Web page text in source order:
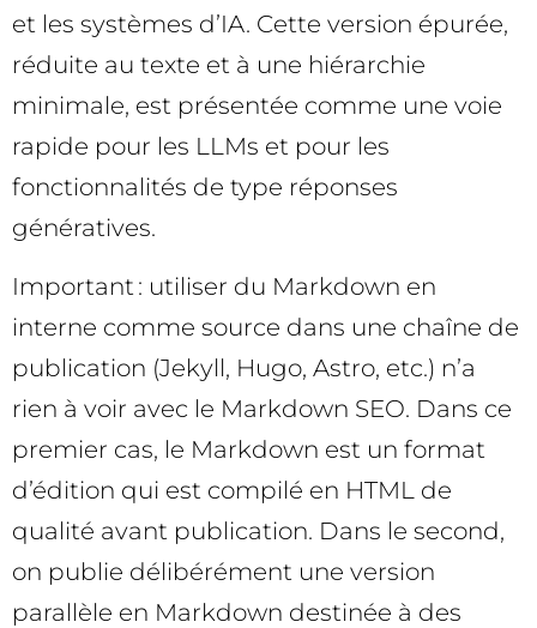
et les systèmes d’IA. Cette version épurée,
réduite au texte et à une hiérarchie
minimale, est présentée comme une voie
rapide pour les LLMs et pour les
fonctionnalités de type réponses
génératives.
Important : utiliser du Markdown en
interne comme source dans une chaîne de
publication (Jekyll, Hugo, Astro, etc.) n’a
rien à voir avec le Markdown SEO. Dans ce
premier cas, le Markdown est un format
d’édition qui est compilé en HTML de
qualité avant publication. Dans le second,
on publie délibérément une version
parallèle en Markdown destinée à des